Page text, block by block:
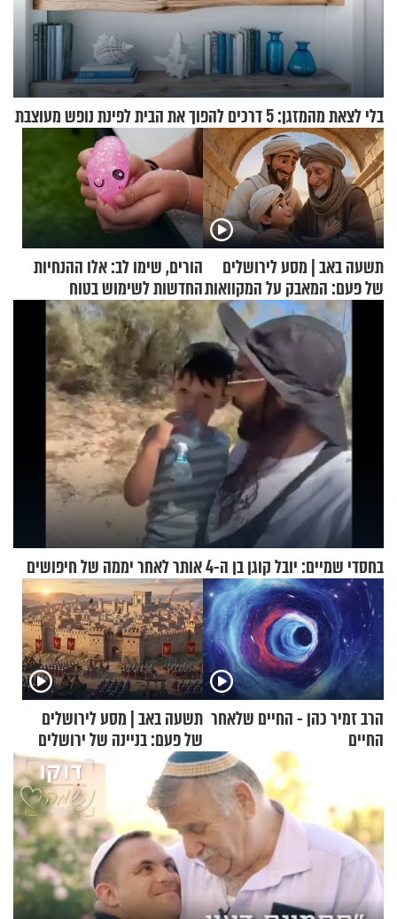
בלי לצאת מהמזגן: 5 דרכים להפוך את הבית לפינת נופש מעוצבת
תשעה באב | מסע לירושלים
של פעם: המאבק על המקוואות
הורים, שימו לב: אלו ההנחיות
החדשות לשימוש בטוח
בסקווישי לאחר מקרי אשפוז
בחסדי שמיים: יובל קוגן בן ה-4 אותר לאחר יממה של חיפושים
הרב זמיר כהן - החיים שלאחר
החיים
תשעה באב | מסע לירושלים
של פעם: בניינה של ירושלים